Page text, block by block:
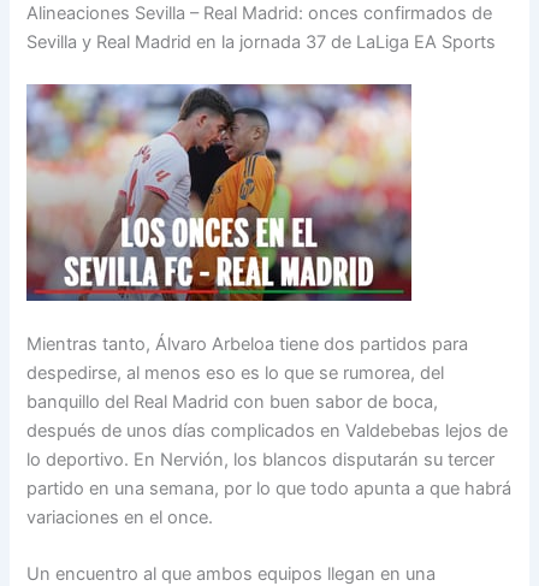
Alineaciones Sevilla – Real Madrid: onces confirmados de
Sevilla y Real Madrid en la jornada 37 de LaLiga EA Sports
Mientras tanto, Álvaro Arbeloa tiene dos partidos para
despedirse, al menos eso es lo que se rumorea, del
banquillo del Real Madrid con buen sabor de boca,
después de unos días complicados en Valdebebas lejos de
lo deportivo. En Nervión, los blancos disputarán su tercer
partido en una semana, por lo que todo apunta a que habrá
variaciones en el once.
Un encuentro al que ambos equipos llegan en una